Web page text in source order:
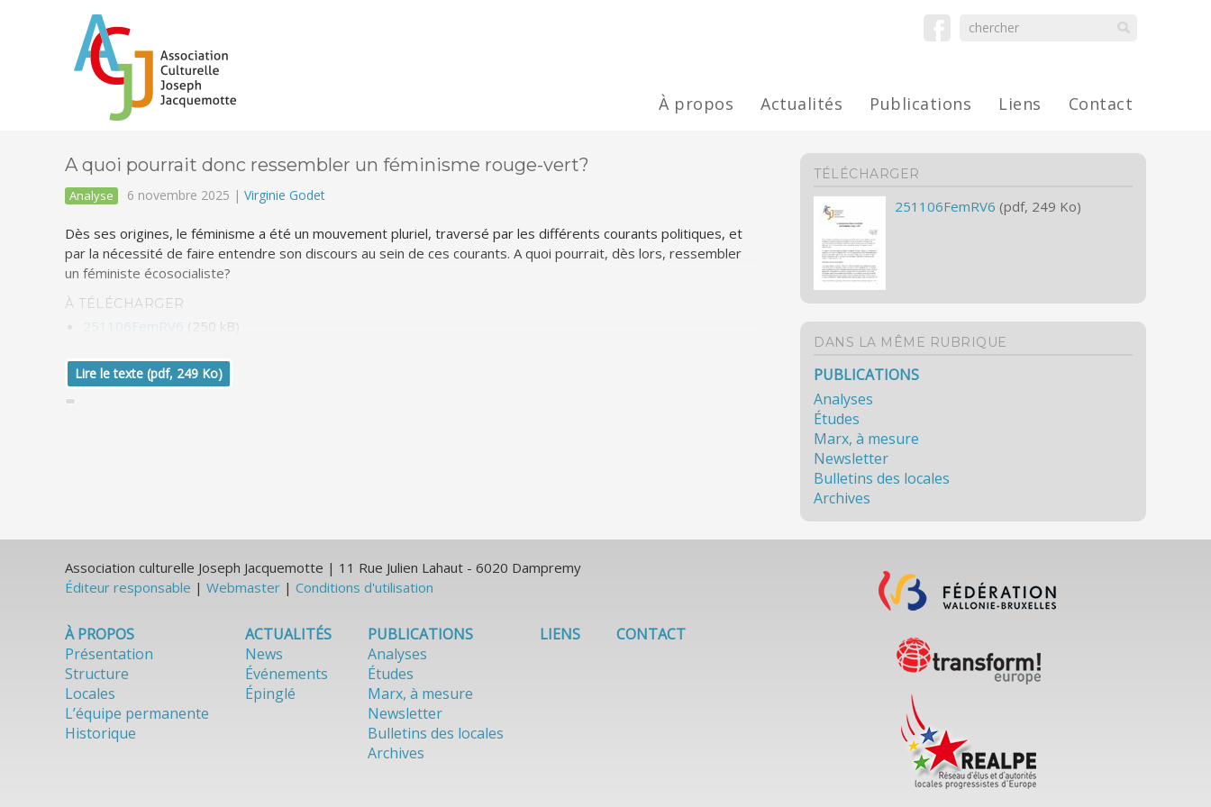
À propos Actualités Publications Liens Contact
A quoi pourrait donc ressembler un féminisme rouge-vert?
Analyse 6 novembre 2025 | Virginie Godet
Dès ses origines, le féminisme a été un mouvement pluriel, traversé par les différents courants politiques, et
par la nécessité de faire entendre son discours au sein de ces courants. A quoi pourrait, dès lors, ressembler
un féministe écosocialiste?
À TÉLÉCHARGER
251106FemRV6 (250 kB)
Lire le texte (pdf, 249 Ko)
TÉLÉCHARGER
251106FemRV6 (pdf, 249 Ko)
DANS LA MÊME RUBRIQUE
PUBLICATIONS
Analyses
Études
Marx, à mesure
Newsletter
Bulletins des locales
Archives
Association culturelle Joseph Jacquemotte | 11 Rue Julien Lahaut - 6020 Dampremy
Éditeur responsable | Webmaster | Conditions d'utilisation
À PROPOS
Présentation
Structure
Locales
L’équipe permanente
Historique
ACTUALITÉS
News
Événements
Épinglé
PUBLICATIONS
Analyses
Études
Marx, à mesure
Newsletter
Bulletins des locales
Archives
LIENS CONTACT